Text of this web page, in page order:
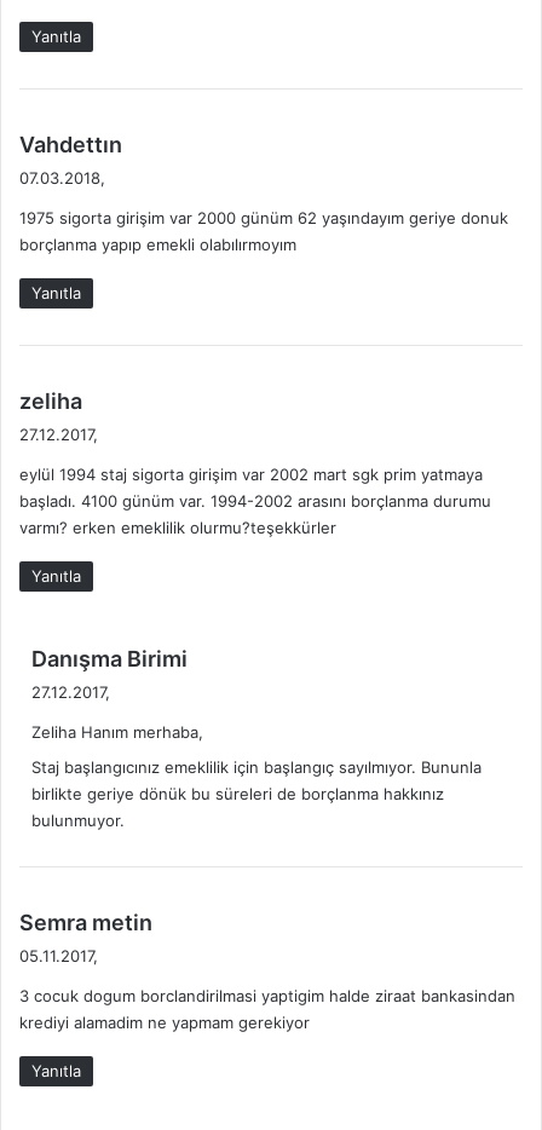
Yanıtla
Vahdettın
i
k
07.03.2018,
1975 sigorta girişim var 2000 günüm 62 yaşındayım geriye donuk
borçlanma yapıp emekli olabılırmoyım
Yanıtla
zeliha
e
i
k
i
:
27.12.2017,
eylül 1994 staj sigorta girişim var 2002 mart sgk prim yatmaya
başladı. 4100 günüm var. 1994-2002 arasını borçlanma durumu
varmı? erken emeklilik olurmu?teşekkürler
Yanıtla
Danışma Birimi
i
k
27.12.2017,
Zeliha Hanım merhaba,
Staj başlangıcınız emeklilik için başlangıç sayılmıyor. Bununla
birlikte geriye dönük bu süreleri de borçlanma hakkınız
bulunmuyor.
Semra metin
i
k
05.11.2017,
3 cocuk dogum borclandirilmasi yaptigim halde ziraat bankasindan
krediyi alamadim ne yapmam gerekiyor
Yanıtla